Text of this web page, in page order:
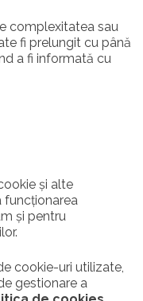
complexitatea sau
fi prelungit cu până
a fi informată cu
și alte
funcționarea
și pentru
cookie-uri utilizate,
gestionare a